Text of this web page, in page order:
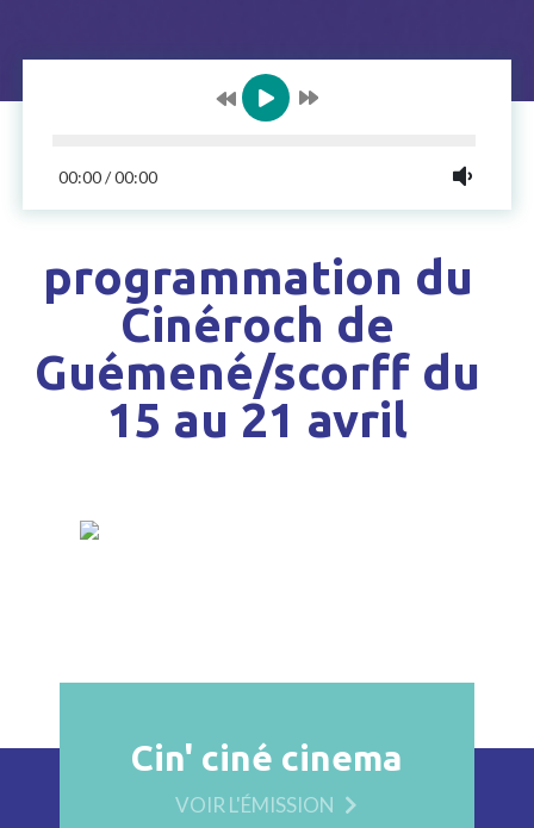
00:00/00:00
programmation du
Cinéroch de
Guémené/scorff du
15 au 21 avril
Cin' ciné cinema
VOIR L'ÉMISSION